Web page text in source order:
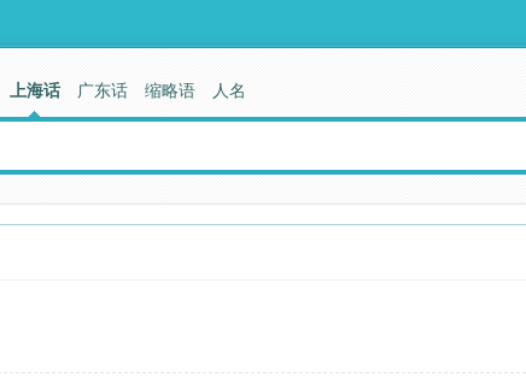
上海话 广东话 缩略语 人名